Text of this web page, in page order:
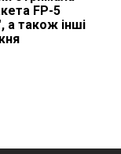
FP-5
а також інші